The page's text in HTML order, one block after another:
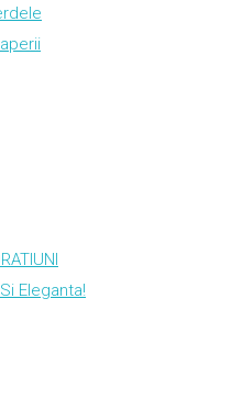
Eleganta!